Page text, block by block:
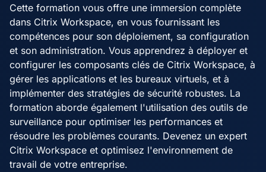
Cette formation vous offre une immersion complète
dans Citrix Workspace, en vous fournissant les
compétences pour son déploiement, sa configuration
et son administration. Vous apprendrez à déployer et
configurer les composants clés de Citrix Workspace, à
gérer les applications et les bureaux virtuels, et à
implémenter des stratégies de sécurité robustes. La
formation aborde également l'utilisation des outils de
surveillance pour optimiser les performances et
résoudre les problèmes courants. Devenez un expert
Citrix Workspace et optimisez l'environnement de
travail de votre entreprise.